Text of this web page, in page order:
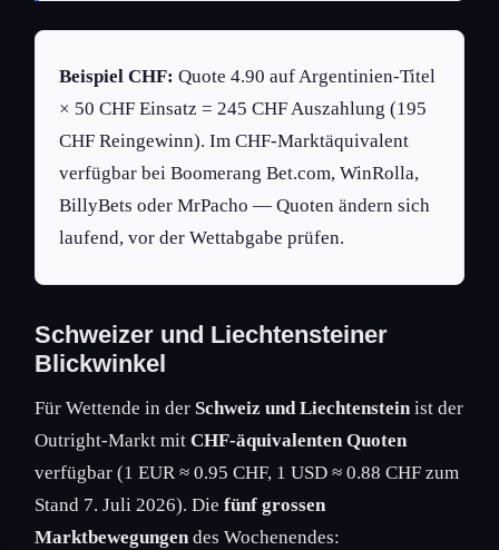
Beispiel CHF: Quote 4.90 auf Argentinien-Titel
× 50 CHF Einsatz = 245 CHF Auszahlung (195
CHF Reingewinn). Im CHF-Marktäquivalent
verfügbar bei Boomerang Bet.com, WinRolla,
BillyBets oder MrPacho — Quoten ändern sich
laufend, vor der Wettabgabe prüfen.
Schweizer und Liechtensteiner
Blickwinkel
Für Wettende in der Schweiz und Liechtensteinist der
Outright-Markt mit CHF-äquivalenten Quoten
verfügbar (1 EUR ≈ 0.95 CHF, 1 USD ≈ 0.88 CHF zum
Stand 7. Juli 2026). Die fünf grossen
Marktbewegungendes Wochenendes: